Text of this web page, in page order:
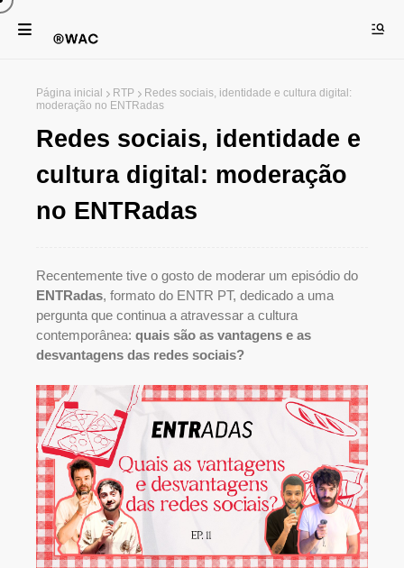
Página inicial RTP
Redes sociais, identidade e cultura digital:
moderação no ENTRadas
Redes sociais, identidade e
cultura digital: moderação
no ENTRadas
Recentemente tive o gosto de moderar um episódio do
ENTRadas, formato do ENTR PT, dedicado a uma
pergunta que continua a atravessar a cultura
contemporânea: quais são as vantagens e as
desvantagens das redes sociais?